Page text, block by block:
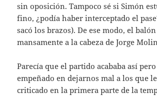
sin oposición. Tampoco sé si Simón
fino, ¿podía haber interceptado el
sacó los brazos). De ese modo, el
mansamente a la cabeza de Jorge
Parecía que el partido acababa así
empeñado en dejarnos mal a los que
criticado en la primera parte de la